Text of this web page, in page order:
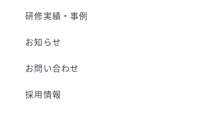
研修実績・事例
お知らせ
お問い合わせ
採用情報